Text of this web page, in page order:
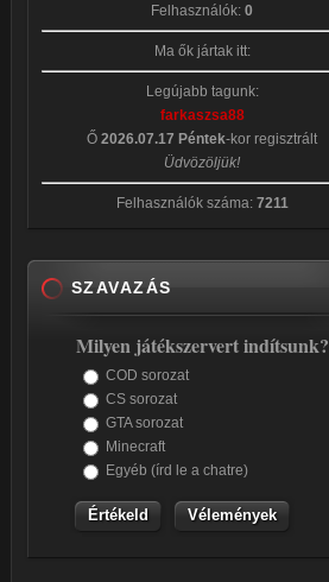
Felhasználók: 0
Ma ők jártak itt:
Legújabb tagunk:
farkaszsa88
Ő 2026.07.17 Péntek-kor regisztrált
Üdvözöljük!
Felhasználók száma: 7211
SZAVAZÁS
Milyen játékszervert indítsunk?
COD sorozat
CS sorozat
GTA sorozat
Minecraft
Egyéb (írd le a chatre)
Vélemények